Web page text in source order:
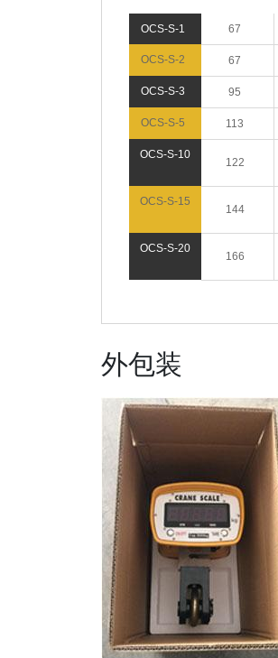
OCS-S-1 67
OCS-S-2 67
OCS-S-3 95
OCS-S-5 113
OCS-S-10
122
OCS-S-15
144
OCS-S-20
166
外包装